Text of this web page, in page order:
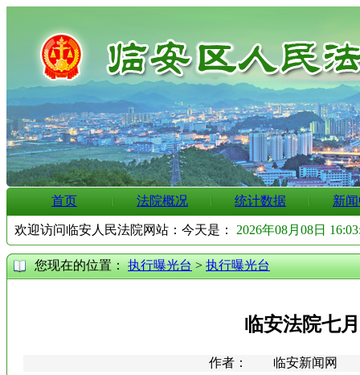
首页 法院概况 统计数据 新
欢迎访问临安人民法院网站：今天是： 2026年08月08日
您现在的位置：执行曝光台>执行曝光台
临安法院七
作者： 临安新闻网 更